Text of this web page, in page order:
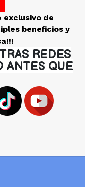
exclusivo de
beneficios y
REDES
ANTES QUE